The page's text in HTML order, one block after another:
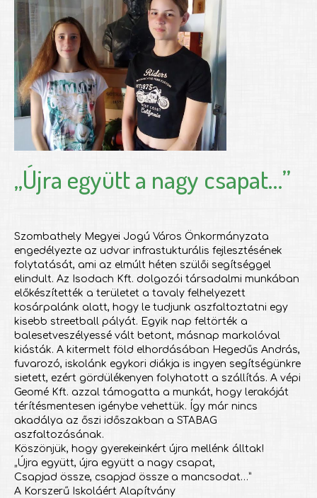
„Újra együtt a nagy csapat…”
Szombathely Megyei Jogú Város Önkormányzata
engedélyezte az udvar infrastukturális fejlesztésének
folytatását, ami az elmúlt héten szülői segítséggel
elindult. Az Isodach Kft. dolgozói társadalmi munkában
előkészítették a területet a tavaly felhelyezett
kosárpalánk alatt, hogy le tudjunk aszfaltoztatni egy
kisebb streetball pályát. Egyik nap feltörték a
balesetveszélyessé vált betont, másnap markolóval
kiásták. A kitermelt föld elhordásában Hegedűs András,
fuvarozó, iskolánk egykori diákja is ingyen segítségünkre
sietett, ezért gördülékenyen folyhatott a szállítás. A vépi
Geomé Kft. azzal támogatta a munkát, hogy lerakóját
térítésmentesen igénybe vehettük. Így már nincs
akadálya az őszi időszakban a STABAG
aszfaltozásának.
Köszönjük, hogy gyerekeinkért újra mellénk álltak!
„Újra együtt, újra együtt a nagy csapat,
Csapjad össze, csapjad össze a mancsodat…”
A Korszerű Iskoláért Alapítvány